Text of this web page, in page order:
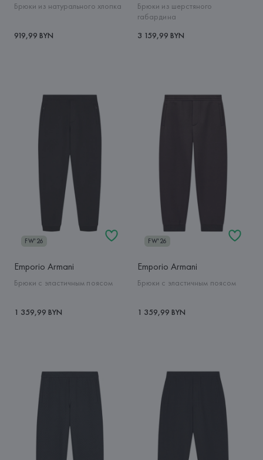
Брюки из натурального хлопка
919,99 BYN
Брюки из шерстяного
габардина
3 159,99 BYN
FW'26
Emporio Armani
Брюки с эластичным поясом
1 359,99 BYN
FW'26
Emporio Armani
Брюки с эластичным поясом
1 359,99 BYN